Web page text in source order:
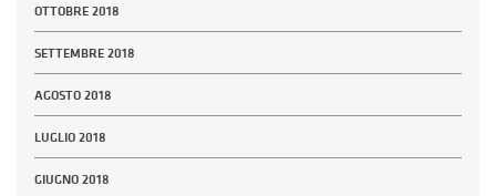
OTTOBRE 2018
SETTEMBRE 2018
AGOSTO 2018
LUGLIO 2018
GIUGNO 2018